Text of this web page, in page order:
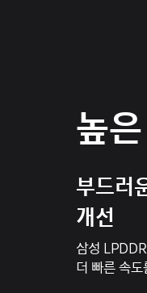
높
부드러
개선
삼성
더 빠른 속